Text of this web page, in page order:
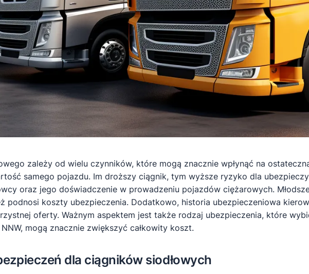
zależy od wielu czynników, które mogą znacznie wpłynąć na
samego pojazdu. Im droższy ciągnik, tym wyższe ryzyko dla
oraz jego doświadczenie w prowadzeniu pojazdów ciężarowych.
podnosi koszty ubezpieczenia. Dodatkowo, historia ubezpieczeniowa
oferty. Ważnym aspektem jest także rodzaj ubezpieczenia, które
mogą znacznie zwiększyć całkowity koszt.
dla ciągników siodłowych